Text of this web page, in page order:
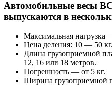
Автомобильные весы
выпускаются в
Максимальная нагрузка
Цена деления: 10 — 50 кг.
Длина грузоприемной
12, 16 или 18 метров.
Погрешность — от 5 кг.
Ширина грузоприемной